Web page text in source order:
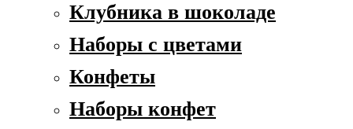
Клубника в шоколаде
Наборы с цветами
Конфеты
Наборы конфет